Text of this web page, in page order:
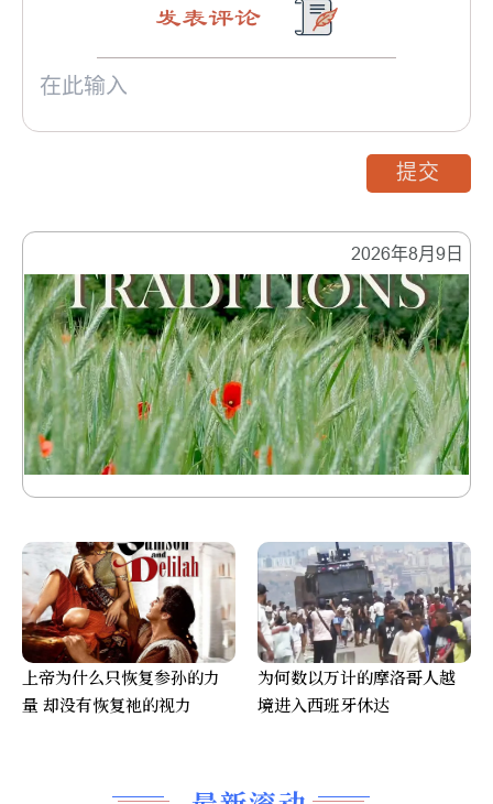
2026年8月9日
发表评论
提交
上帝为什么只恢复参孙的力
量 却没有恢复祂的视力
为何数以万计的摩洛哥人越
境进入西班牙休达